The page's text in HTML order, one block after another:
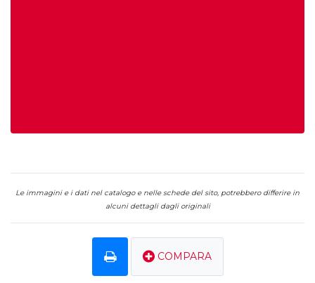
Le immagini e i dati nel catalogo e nelle schede del sito, potrebbero differire in
alcuni dettagli dagli originali
COMPARA